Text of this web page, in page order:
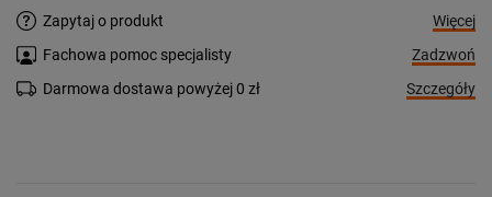
Zapytaj o produkt
Więcej
Fachowa pomoc specjalisty
Zadzwoń
Darmowa dostawa powyżej 0 zł
Szczegóły